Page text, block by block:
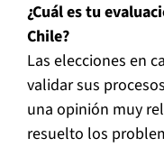
¿Cuál es tu
Chile?
Las elecciones en
validar sus
una opinión muy
resuelto los